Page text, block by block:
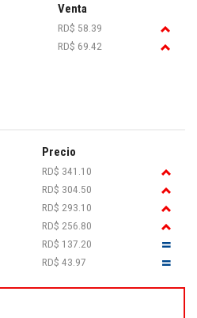
Venta
RD$ 58.39
RD$ 69.42
Precio
RD$ 341.10
RD$ 304.50
RD$ 293.10
RD$ 256.80
RD$ 137.20
RD$ 43.97